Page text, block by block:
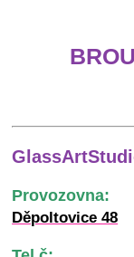
Děpoltovice 48